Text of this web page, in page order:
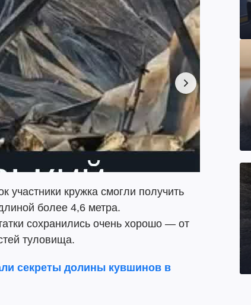
участники кружка смогли получить
более 4,6 метра.
сохранились очень хорошо — от
туловища.
секреты долины кувшинов в